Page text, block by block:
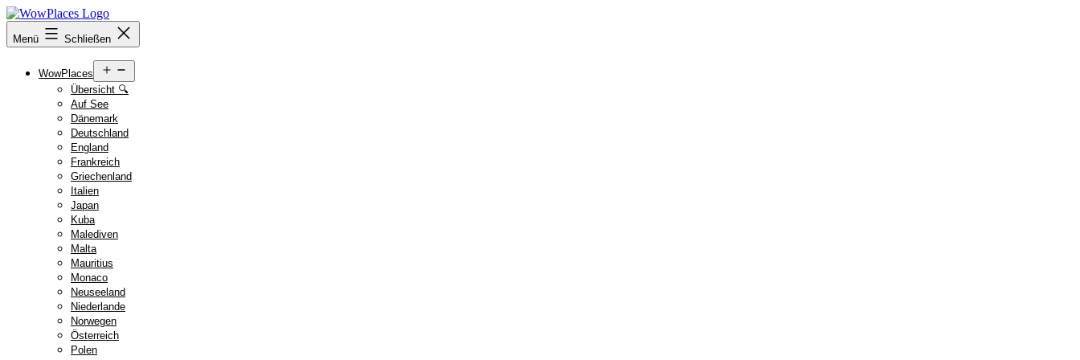
Zum
Inhalt
springen
Reiseblog
WowPlaces.de
Menü Schließen
WowPlaces
öffnen
Übersicht 🔍
Auf See
Dänemark
Deutschland
England
Frankreich
Griechenland
Italien
Japan
Kuba
Malediven
Malta
Mauritius
Monaco
Neuseeland
Niederlande
Norwegen
Österreich
Polen